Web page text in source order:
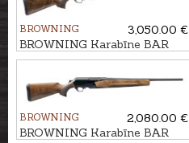
BROWNING
3,050.00 €
BROWNING Karabīne BAR
4X Platinum Bavarian 3GR
BROWNING
2,080.00 €
BROWNING Karabīne BAR